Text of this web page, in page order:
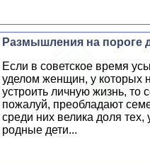
Размышления на пороге
Если в советское время
уделом женщин, у которых
устроить личную жизнь, то
пожалуй, преобладают
среди них велика доля
родные дети...